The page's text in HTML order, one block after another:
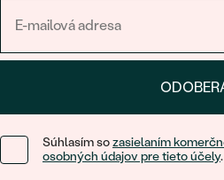
Súhlasím sozasielaním
osobných údajov pre tieto účely.